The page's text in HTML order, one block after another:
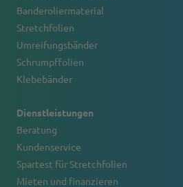
Banderoliermaterial
Stretchfolien
Umreifungsbänder
Schrumpffolien
Klebebänder
Dienstleistungen
Beratung
Kundenservice
Spartest für Stretchfolien
Mieten und finanzieren